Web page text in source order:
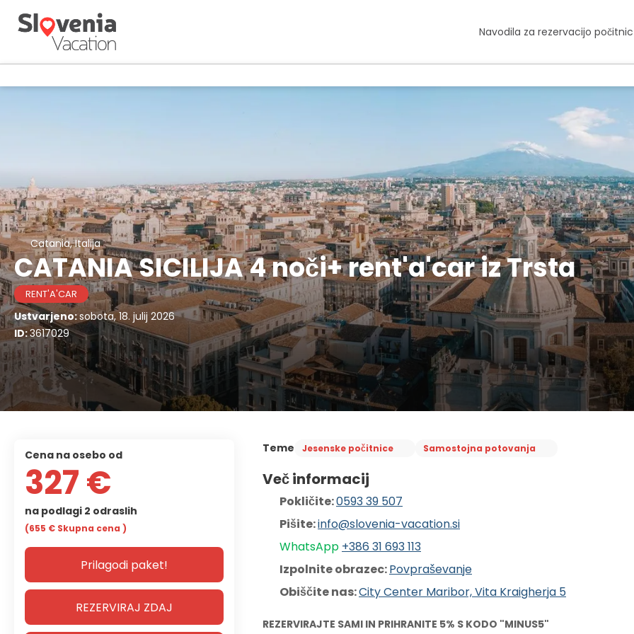
Navodila za rezervacijo počitnic
Catania, Italija
CATANIA SICILIJA 4 noči+ rent'a'car iz Trsta
RENT'A'CAR
Ustvarjeno:sobota, 18. julij 2026
ID:3617029
Teme Jesenske počitnice Samostojna potovanja
Več informacij
Pokličite: 0593 39 507
Pišite: info@slovenia-vacation.si
WhatsApp +386 31 693 113
Izpolnite obrazec: Povpraševanje
Obiščite nas: City Center Maribor, Vita Kraigherja 5
REZERVIRAJTE SAMI IN PRIHRANITE 5% S KODO "MINUS5"
cena na osebo od
327 €
na podlagi 2 odraslih
(655 € Skupna cena )
Prilagodi paket!
REZERVIRAJ ZDAJ